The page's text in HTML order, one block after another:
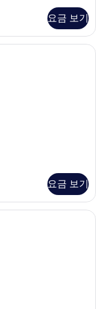
요금 보기
| 커피 및/또는 커피 메이커
요금 보기
객실, 실내형 테라스 | 테